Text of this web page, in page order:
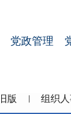
党政管理
旧版 组织